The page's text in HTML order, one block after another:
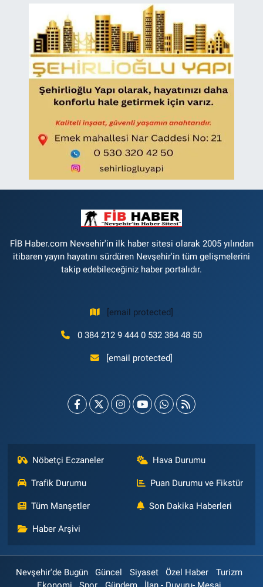
FİB Haber.com Nevsehir'in ilk haber sitesi olarak 2005 yılından
itibaren yayın hayatını sürdüren Nevşehir'in tüm gelişmelerini
takip edebileceğiniz haber portalıdır.
[email protected]
0 384 212 9 444 0 532 384 48 50
[email protected]
Nöbetçi Eczaneler Hava Durumu
Trafik Durumu Puan Durumu ve Fikstür
Tüm Manşetler Son Dakika Haberleri
Haber Arşivi
Nevşehir'de Bugün Güncel Siyaset Özel Haber
Turizm